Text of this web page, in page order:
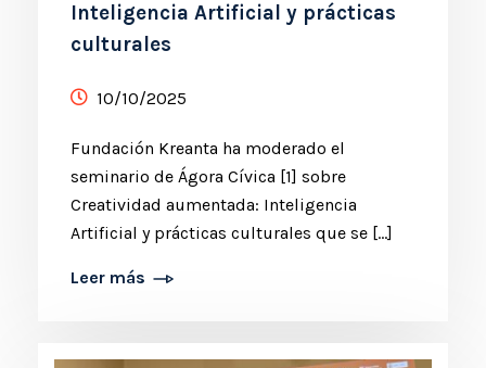
Inteligencia Artificial y prácticas
culturales
10/10/2025
Fundación Kreanta ha moderado el
seminario de Ágora Cívica [1] sobre
Creatividad aumentada: Inteligencia
Artificial y prácticas culturales que se [...]
Leer más